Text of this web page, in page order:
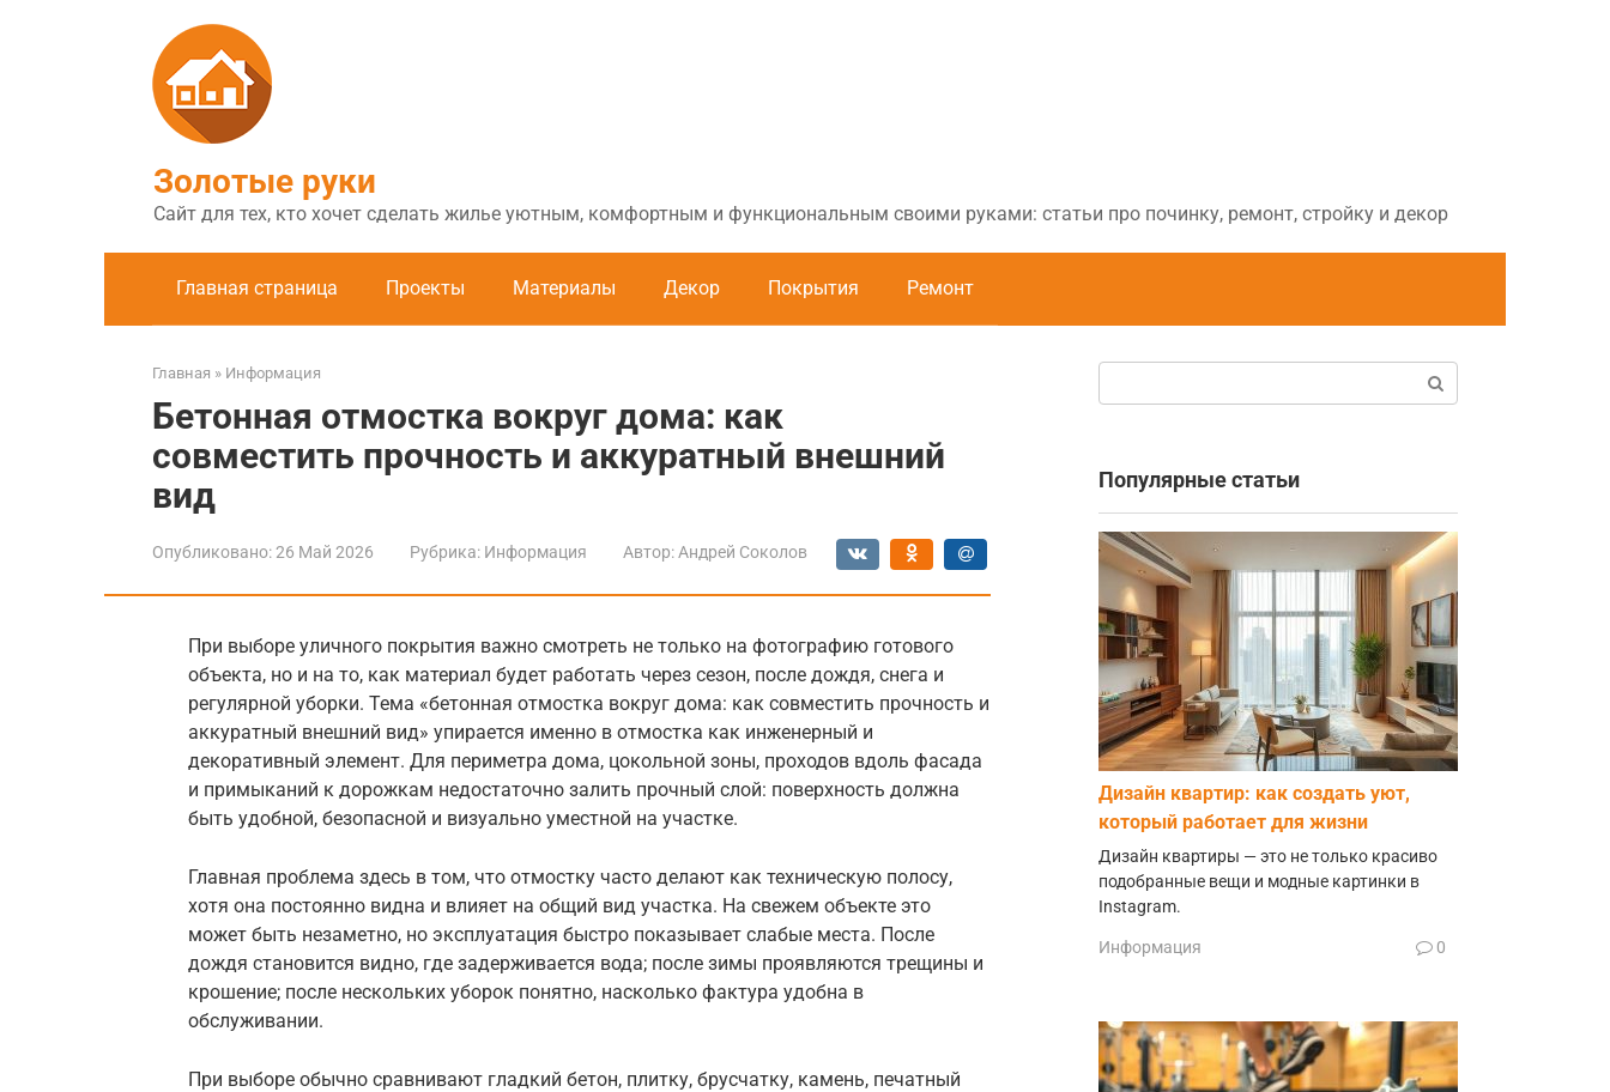
Золотые руки
Сайт для тех, кто хочет сделать жилье уютным, комфортным и функциональным своими руками: статьи про починку, ремонт, стройку и декор
Главная страница Проекты Материалы Декор Покрытия Ремонт
Главная » Информация
Бетонная отмостка вокруг дома: как
совместить прочность и аккуратный внешний
вид
Опубликовано:26 Май 2026 Рубрика: Информация Автор: Андрей Соколов
При выборе уличного покрытия важно смотреть не только на фотографию готового
объекта, но и на то, как материал будет работать через сезон, после дождя, снега и
регулярной уборки. Тема «бетонная отмостка вокруг дома: как совместить прочность и
аккуратный внешний вид» упирается именно в отмостка как инженерный и
декоративный элемент. Для периметра дома, цокольной зоны, проходов вдоль фасада
и примыканий к дорожкам недостаточно залить прочный слой: поверхность должна
быть удобной, безопасной и визуально уместной на участке.
Главная проблема здесь в том, что отмостку часто делают как техническую полосу,
хотя она постоянно видна и влияет на общий вид участка. На свежем объекте это
может быть незаметно, но эксплуатация быстро показывает слабые места. После
дождя становится видно, где задерживается вода; после зимы проявляются трещины и
крошение; после нескольких уборок понятно, насколько фактура удобна в
обслуживании.
При выборе обычно сравнивают гладкий бетон, плитку, брусчатку, камень, печатный
Популярные статьи
Дизайн квартир: как создать уют,
который работает для жизни
Дизайн квартиры — это не только красиво
подобранные вещи и модные картинки в
Instagram.
Информация 0